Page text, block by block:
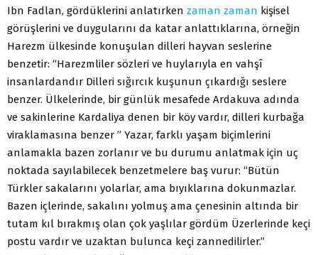
Ibn Fadlan, gördüklerini anlatırken zaman zaman kişisel
görüşlerini ve duygularını da katar anlattıklarına, örneğin
Harezm ülkesinde konuşulan dilleri hayvan seslerine
benzetir: “Harezmliler sözleri ve huylarıyla en vahşî
insanlardandır Dilleri sığırcık kuşunun çıkardığı seslere
benzer. Ülkelerinde, bir günlük mesafede Ardakuva adında
ve sakinlerine Kardaliya denen bir köy vardır, dilleri kurbağa
viraklamasına benzer ” Yazar, farklı yaşam biçimlerini
anlamakla bazen zorlanır ve bu durumu anlatmak için uç
noktada sayılabilecek benzetmelere baş vurur: “Bütün
Türkler sakalarını yolarlar, ama bıyıklarına dokunmazlar.
Bazen içlerinde, sakalını yolmuş ama çenesinin altında bir
tutam kıl bırakmış olan çok yaşlılar gördüm Üzerlerinde keçi
postu vardır ve uzaktan bulunca keçi zannedilirler.”